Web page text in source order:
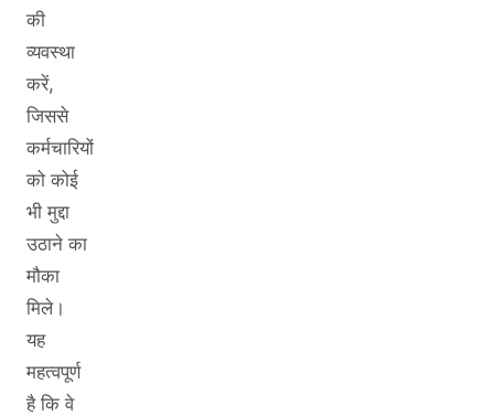
की
व्यवस्था
करें,
जिससे
कर्मचारियों
को कोई
भी मुद्दा
उठाने का
मौका
मिले।
यह
महत्वपूर्ण
है कि वे